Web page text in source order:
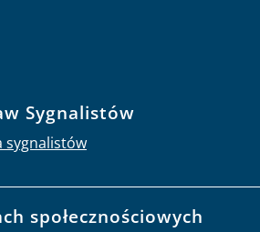
Sygnalistów
społecznościowych